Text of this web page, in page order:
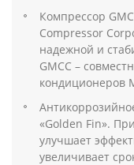
Компрессор
Compressor
надежной и
GMCC –
кондиционеров
«Golden Fin».
улучшает
увеличивает